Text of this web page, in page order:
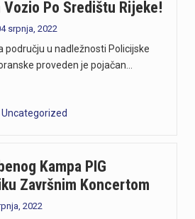
Vozio Po Središtu Rijeke!
srpnja, 2022
području u nadležnosti Policijske
proveden je pojačan…
Uncategorized
Kampa PIG
Završnim Koncertom
2022